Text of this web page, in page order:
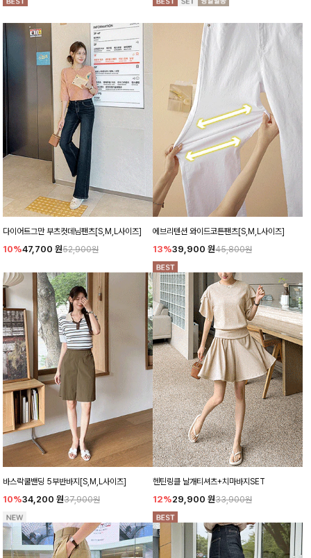
다이어트그만 부츠컷데님팬츠[S,M,L사이즈]
10%47,700 원52,900원
에브리텐션 와이드코튼팬츠[S,M,L사이즈]
13%39,900 원45,800원
바스락쿨밴딩 5부반바지[S,M,L사이즈]
10%34,200 원37,900원
헨틴링클 날개티셔츠+치마바지SET
12%29,900 원33,900원